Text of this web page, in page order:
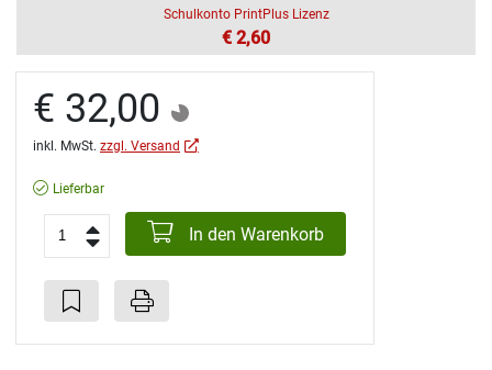
Schulkonto PrintPlus Lizenz
€ 2,60
€ 32,00
inkl. MwSt. zzgl. Versand
Lieferbar
In den Warenkorb